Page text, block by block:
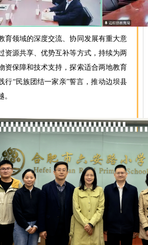
育领域的深度交流、协同发展有重大意
资源共享、优势互补等方式， 持续为两
资保障和技术支持，探索适合两地教育
行“民族团结一家亲”誓言 ，推动边坝县